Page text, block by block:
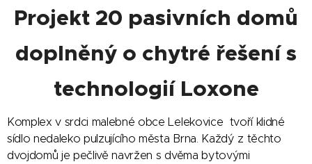
Projekt 20 pasivních domů
doplněný o chytré řešení s
technologií Loxone
Komplex v srdci malebné obce Lelekovice tvoří klidné
sídlo nedaleko pulzujícího města Brna. Každý z těchto
dvojdomů je pečlivě navržen s dvěma bytovými